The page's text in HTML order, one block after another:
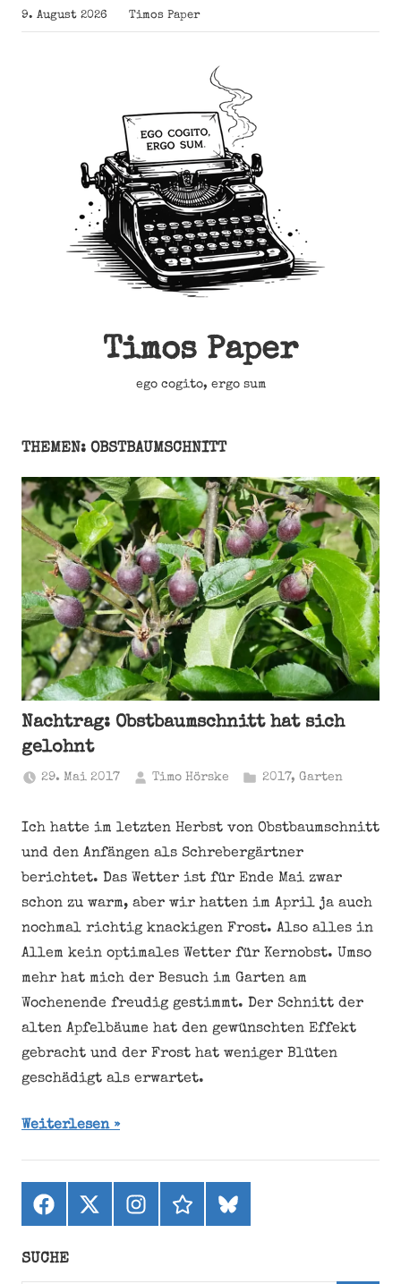
Zum
Inhalt
9. August 2026 Timos Paper
Timos Paper
ego cogito, ergo sum
THEMEN: OBSTBAUMSCHNITT
Nachtrag: Obstbaumschnitt hat sich
gelohnt
29. Mai 2017 Timo Hörske 2017, Garten
Ich hatte im letzten Herbst von Obstbaumschnitt
und den Anfängen als Schrebergärtner
berichtet. Das Wetter ist für Ende Mai zwar
schon zu warm, aber wir hatten im April ja auch
nochmal richtig knackigen Frost. Also alles in
Allem kein optimales Wetter für Kernobst. Umso
mehr hat mich der Besuch im Garten am
Wochenende freudig gestimmt. Der Schnitt der
alten Apfelbäume hat den gewünschten Effekt
gebracht und der Frost hat weniger Blüten
geschädigt als erwartet.
Weiterlesen
Facebook
X
(ehemals
Instagramthreadsbluesky
SUCHE